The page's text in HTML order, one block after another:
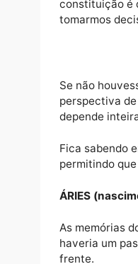
Data
Apesar de
constituição
tomarmos
perspectiva
Fica